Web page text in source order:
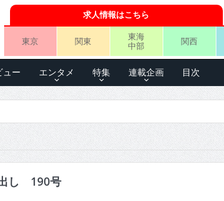
求人情報はこちら
東京 関東
東海
中部
関西
ュー エンタメ 特集 連載企画 目次
し 190号